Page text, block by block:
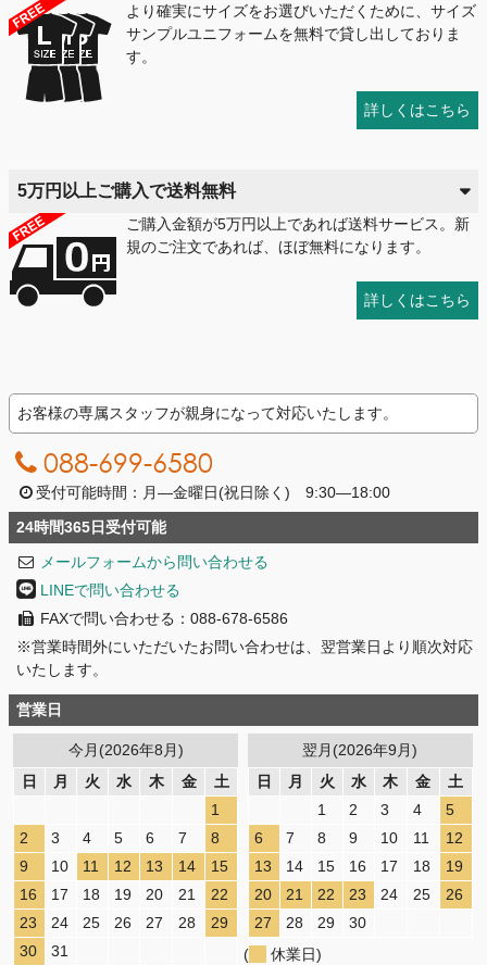
より確実にサイズをお選びいただくために、サイズ
サンプルユニフォームを無料で貸し出しておりま
す。
詳しくはこちら
5万円以上ご購入で送料無料
ご購入金額が5万円以上であれば送料サービス。新
規のご注文であれば、ほぼ無料になります。
詳しくはこちら
お客様の専属スタッフが親身になって対応いたします。
088-699-6580
受付可能時間：月―金曜日(祝日除く) 9:30―18:00
24時間365日受付可能
メールフォームから問い合わせる
LINEで問い合わせる
FAXで問い合わせる：088-678-6586
※営業時間外にいただいたお問い合わせは、翌営業日より順次対応
いたします。
営業日
今月(2026年8月)
日
月 火 水 木 金
土
1
2
3 4 5 6 7
8
9
10 11 12 13 14
15
16
17 18 19 20 21
22
23
24 25 26 27 28
29
30
31
翌月(2026年9月)
日
月 火 水 木 金
土
1
2 3 4
5
6
7 8 9 10 11
12
13
14 15 16 17 18
19
20
21 22 23 24 25
26
27
28 29
30
(
休業日)